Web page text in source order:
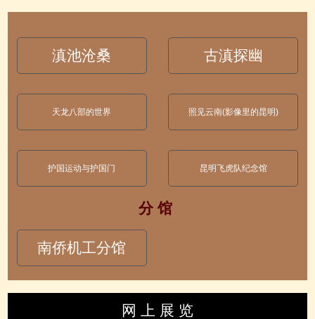
滇池沧桑 古滇探幽
天龙八部的世界 照见云南(影像里的昆明)
护国运动与护国门 昆明飞虎队纪念馆
分 馆
南侨机工分馆
网 上 展 览